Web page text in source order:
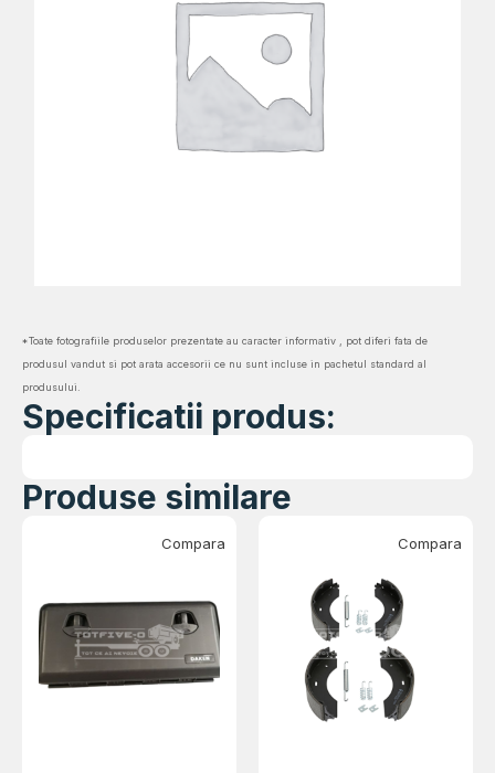
*Toate fotografiile produselor prezentate au caracter informativ , pot diferi fata de
produsul vandut si pot arata accesorii ce nu sunt incluse in pachetul standard al
produsului.
Specificatii produs:
Produse similare
Compara Compara